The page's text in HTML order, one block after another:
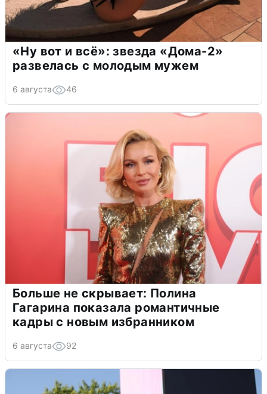
«Ну вот и всё»: звезда «Дома-2»
развелась с молодым мужем
6 августа 46
Больше не скрывает: Полина
Гагарина показала романтичные
кадры с новым избранником
6 августа 92